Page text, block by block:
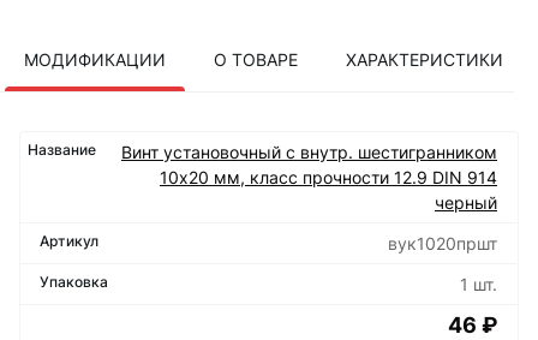
МОДИФИКАЦИИ О ТОВАРЕ ХАРАКТЕРИСТИКИ
Винт установочный с внутр. шестигранником
10х20 мм, класс прочности 12.9 DIN 914
черный
вук1020пршт
1 шт.
46 ₽